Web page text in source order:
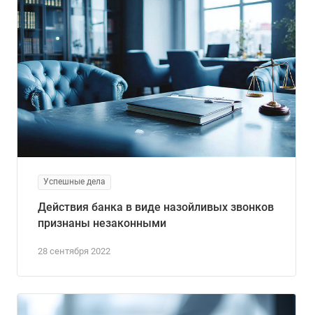
Успешные дела
28 сентября 2022
Действия банка в виде назойливых звонков
признаны незаконными